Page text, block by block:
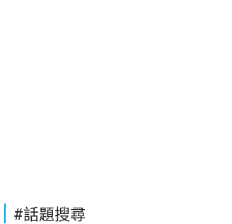
#話題搜尋